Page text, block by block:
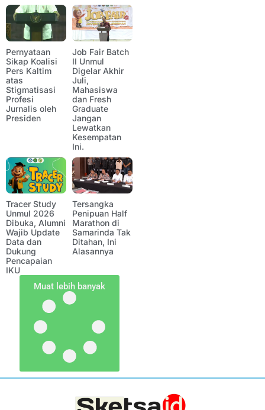
Pernyataan
Sikap Koalisi
Pers Kaltim
atas
Stigmatisasi
Profesi
Jurnalis oleh
Presiden
Job Fair Batch
II Unmul
Digelar Akhir
Juli,
Mahasiswa
dan Fresh
Graduate
Jangan
Lewatkan
Kesempatan
Ini.
Tracer Study
Unmul 2026
Dibuka, Alumni
Wajib Update
Data dan
Dukung
Pencapaian
IKU
Tersangka
Penipuan Half
Marathon di
Samarinda Tak
Ditahan, Ini
Alasannya
Muat lebih banyak